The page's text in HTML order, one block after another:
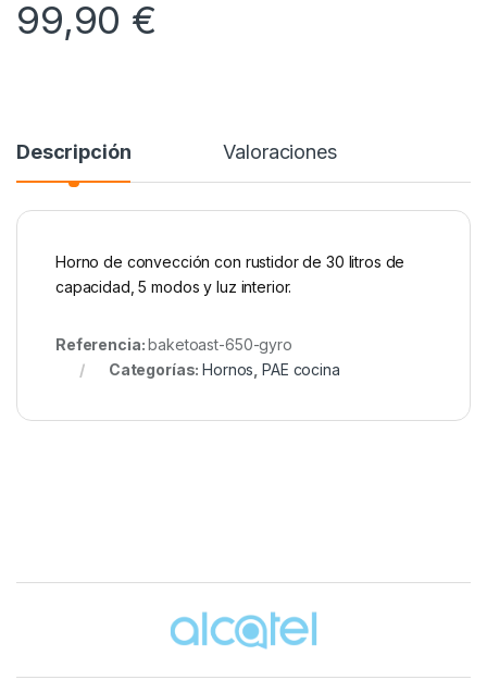
99,90 €
Descripción Valoraciones
Horno de convección con rustidor de 30 litros de
capacidad, 5 modos y luz interior.
Referencia:baketoast-650-gyro
Categorías:Hornos ,PAE cocina